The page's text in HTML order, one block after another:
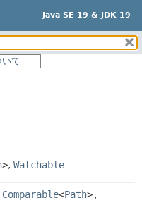
Java SE 19 & JDK 19
リー:
ネスト済
:
コンストラクタ
て
>, Watchable
Comparable<Path